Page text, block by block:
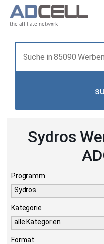
the affiliate network
Sydros
Programm
Sydros
Kategorie
alle Kategorien
Format